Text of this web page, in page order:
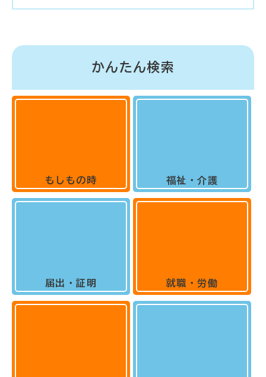
かんたん検索
もしもの時
届出・証明
福祉・介護
就職・労働